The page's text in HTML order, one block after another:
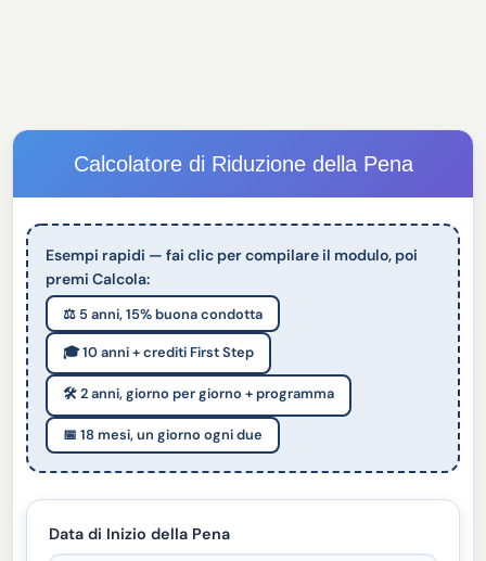
Calcolatore di Riduzione della Pena
Esempi rapidi — fai clic per compilare il modulo, poi
premi Calcola:
⚖️ 5 anni, 15% buona condotta
🎓 10 anni + crediti First Step
🛠️ 2 anni, giorno per giorno + programma
📅 18 mesi, un giorno ogni due
Data di Inizio della Pena